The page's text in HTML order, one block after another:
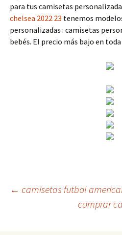
para tus camisetas
chelsea 2022 23 tenemos
personalizadas : camisetas
bebés. El precio más bajo en toda
← camisetas futbol
comprar